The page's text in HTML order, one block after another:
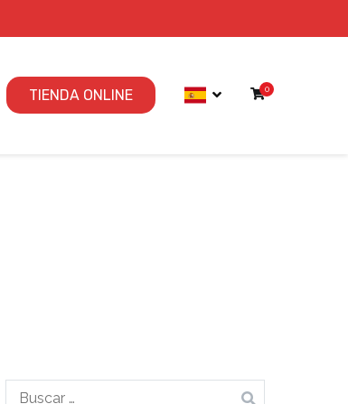
TIENDA ONLINE 0
Buscar: